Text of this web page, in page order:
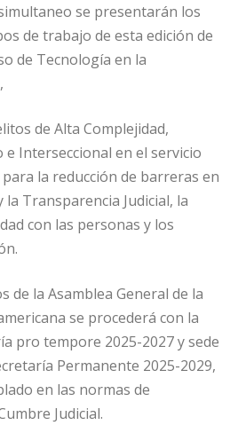
se presentarán los
de trabajo de esta edición de
de Tecnología en la
de Alta Complejidad,
e Interseccional en el servicio
la reducción de barreras en
la Transparencia Judicial, la
con las personas y los
de la Asamblea General de la
se procederá con la
pro tempore 2025-2027 y sede
Permanente 2025-2029,
en las normas de
Judicial.